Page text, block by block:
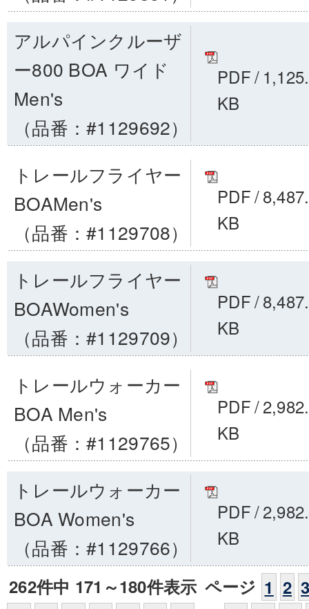
アルパインクルーザ
ー800 BOA ワイド
Men's
（品番：#1129692）
PDF/
KB
トレールフライヤー
BOAMen's
（品番：#1129708）
PDF/
KB
トレールフライヤー
BOAWomen's
（品番：#1129709）
PDF/
KB
トレールウォーカー
BOA Men's
（品番：#1129765）
PDF/
KB
トレールウォーカー
BOA Women's
（品番：#1129766）
PDF/
KB
262件中 171～180件表示 ページ 1 2